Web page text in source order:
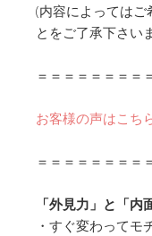
(内容によってはご
とをご了承下さい
＝＝＝＝＝＝＝＝
お客様の声はこち
＝＝＝＝＝＝＝＝
「外見力」と「
・すぐ変わってモ